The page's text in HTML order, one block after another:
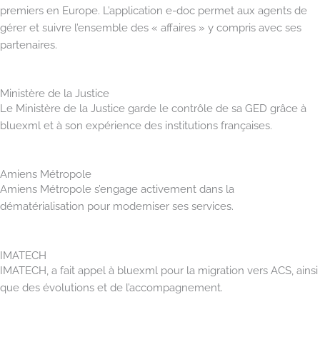
premiers en Europe. L’application e-doc permet aux agents de
gérer et suivre l’ensemble des « affaires » y compris avec ses
partenaires.
Ministère de la Justice
Le Ministère de la Justice garde le contrôle de sa GED grâce à
bluexml et à son expérience des institutions françaises.
Amiens Métropole
Amiens Métropole s’engage activement dans la
dématérialisation pour moderniser ses services.
IMATECH
IMATECH, a fait appel à bluexml pour la migration vers ACS, ainsi
que des évolutions et de l’accompagnement.